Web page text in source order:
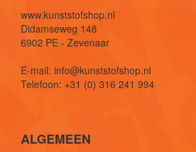
www.kunststofshop.nl
Didamseweg 148
6902 PE - Zevenaar
E-mail: info@kunststofshop.nl
Telefoon: +31 (0) 316 241 994
ALGEMEEN